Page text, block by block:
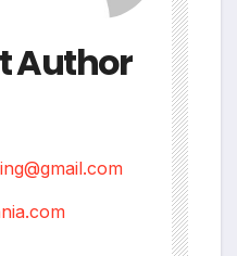
Author